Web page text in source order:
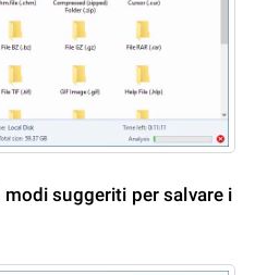
modi suggeriti per salvare i